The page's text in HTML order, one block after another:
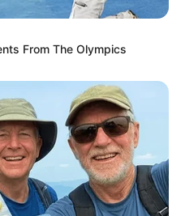
From The Olympics